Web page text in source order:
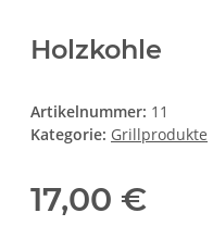
Holzkohle
Artikelnummer: 11
Kategorie: Grillprodukte
17,00 €